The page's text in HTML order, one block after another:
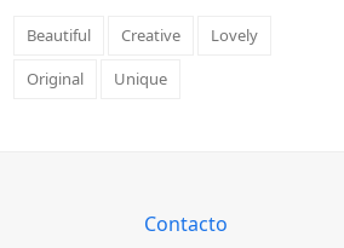
Beautiful Creative
Lovely
Original
Unique
Contacto